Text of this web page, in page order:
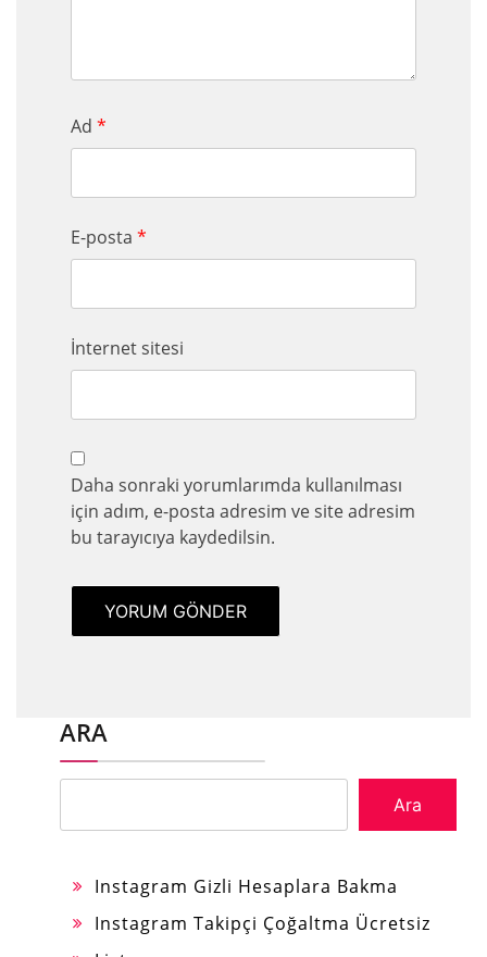
Ad *
E-posta *
İnternet sitesi
Daha sonraki yorumlarımda kullanılması
için adım, e-posta adresim ve site adresim
bu tarayıcıya kaydedilsin.
ARA
Ara
Instagram Gizli Hesaplara Bakma
Instagram Takipçi Çoğaltma Ücretsiz